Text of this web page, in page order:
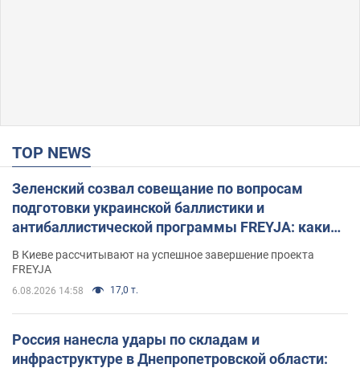
TOP NEWS
Зеленский созвал совещание по вопросам
подготовки украинской баллистики и
антибаллистической программы FREYJA: какие
В Киеве рассчитывают на успешное завершение проекта
FREYJA
6.08.2026 14:58 17,0 т.
Россия нанесла удары по складам и
инфраструктуре в Днепропетровской области: